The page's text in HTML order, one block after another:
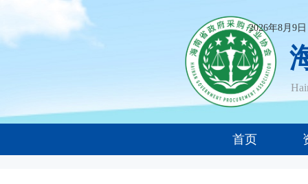
2026年8月9
首页